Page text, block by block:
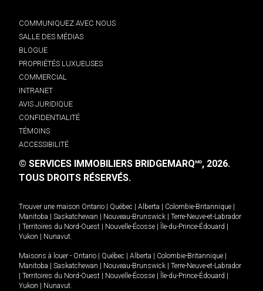
COMMUNIQUEZ AVEC NOUS
SALLE DES MÉDIAS
BLOGUE
PROPRIÉTÉS LUXUEUSES
COMMERCIAL
INTRANET
AVIS JURIDIQUE
CONFIDENTIALITÉ
TÉMOINS
ACCESSIBILITÉ
© SERVICES IMMOBILIERS BRIDGEMARQMD, 2026.
TOUS DROITS RÉSERVÉS.
Trouver une maison Ontario Québec Alberta Colombie-Britannique
Manitoba
Saskatchewan Nouveau-Brunswick
Terre-Neuve-et-Labrador
Territoires du Nord-Ouest Nouvelle-Écosse Île-du-Prince-Édouard
Yukon
Nunavut.
Maisons à louer - Ontario Québec Alberta Colombie-Britannique
Manitoba
Saskatchewan Nouveau-Brunswick
Terre-Neuve-et-Labrador
Territoires du Nord-Ouest Nouvelle-Écosse Île-du-Prince-Édouard
Yukon
Nunavut.